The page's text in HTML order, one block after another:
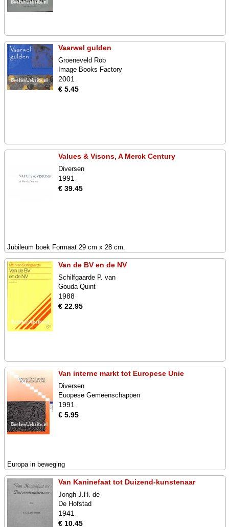
Vaarwel gulden
Groeneveld Rob
Image Books Factory
2001
€ 5.45
Values & Visons, A Merck Century
Diversen
1991
€ 39.45
Jubileum boek Formaat 29 cm x 28 cm.
Van de BV en de NV
Schilfgaarde P. van
Gouda Quint
1988
€ 22.95
Van interne markt tot Europese Unie
Diversen
Euopese Gemeenschappen
1991
€ 5.95
Europa in beweging
Van Kaninefaat tot Duizend-kunstenaar
Jongh J.H. de
De Hofstad
1941
€ 10.45